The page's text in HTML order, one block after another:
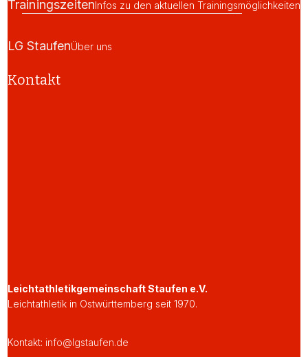
TrainingszeitenInfos zu den aktuellen Trainingsmöglichkeiten
LG StaufenÜber uns
Kontakt
Leichtathletikgemeinschaft Staufen e.V.
Leichtathletik in Ostwürttemberg seit 1970.
Kontakt: info@lgstaufen.de